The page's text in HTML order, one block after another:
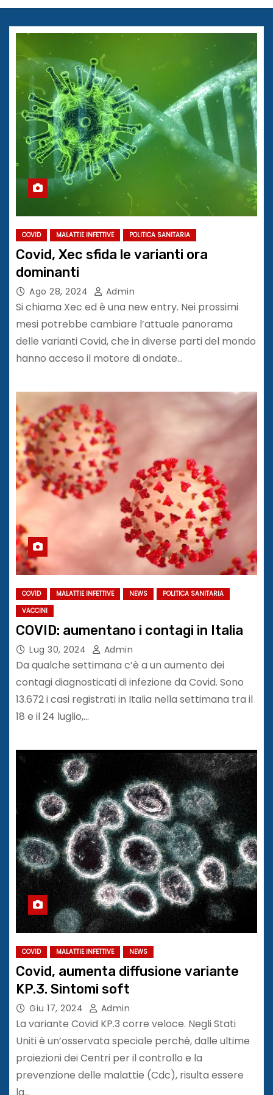
COVID MALATTIE INFETTIVE POLITICA SANITARIA
Covid, Xec sfida le varianti ora
dominanti
Ago 28, 2024 Admin
Si chiama Xec ed è una new entry. Nei prossimi
mesi potrebbe cambiare l’attuale panorama
delle varianti Covid, che in diverse parti del mondo
hanno acceso il motore di ondate…
COVID MALATTIE INFETTIVE NEWS
POLITICA SANITARIA
VACCINI
COVID: aumentano i contagi in Italia
Lug 30, 2024 Admin
Da qualche settimana c’è a un aumento dei
contagi diagnosticati di infezione da Covid. Sono
13.672 i casi registrati in Italia nella settimana tra il
18 e il 24 luglio,…
COVID MALATTIE INFETTIVE NEWS
Covid, aumenta diffusione variante
KP.3. Sintomi soft
Giu 17, 2024 Admin
La variante Covid KP.3 corre veloce. Negli Stati
Uniti è un’osservata speciale perché, dalle ultime
proiezioni dei Centri per il controllo e la
prevenzione delle malattie (Cdc), risulta essere
la…